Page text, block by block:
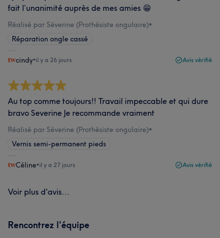
fait l’unanimité auprès de mes amies 😁
Réalisé par Séverine (Prothésiste ongulaire)•
Réparation ongle cassé
cindy•il y a 26 jours Avis vérifié
Au top comme toujours!! Travail impeccable et qui dure
bravo Severine Je recommande vraiment
Réalisé par Séverine (Prothésiste ongulaire)•
Vernis semi-permanent pieds
Céline•il y a 27 jours Avis vérifié
Voir plus d'avis...
Rencontrez l'équipe